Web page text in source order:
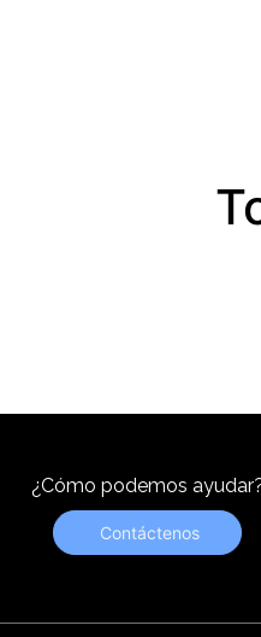
¿Cómo podemos
Contáctenos